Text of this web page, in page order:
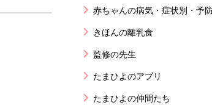
赤ちゃんの病気・症状別・予
きほんの離乳食
監修の先生
たまひよのアプリ
たまひよの仲間たち